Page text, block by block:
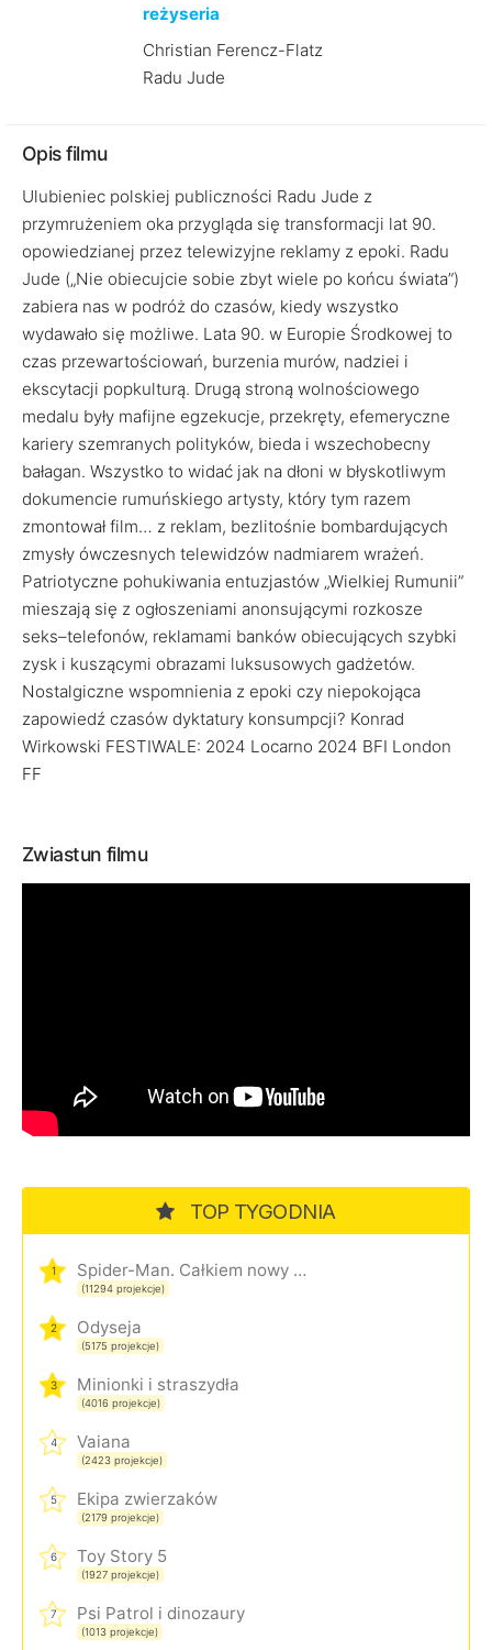
reżyseria
Christian Ferencz-Flatz
Radu Jude
Opis filmu
Ulubieniec polskiej publiczności Radu Jude z
przymrużeniem oka przygląda się transformacji lat 90.
opowiedzianej przez telewizyjne reklamy z epoki. Radu
Jude („Nie obiecujcie sobie zbyt wiele po końcu świata”)
zabiera nas w podróż do czasów, kiedy wszystko
wydawało się możliwe. Lata 90. w Europie Środkowej to
czas przewartościowań, burzenia murów, nadziei i
ekscytacji popkulturą. Drugą stroną wolnościowego
medalu były mafijne egzekucje, przekręty, efemeryczne
kariery szemranych polityków, bieda i wszechobecny
bałagan. Wszystko to widać jak na dłoni w błyskotliwym
dokumencie rumuńskiego artysty, który tym razem
zmontował film… z reklam, bezlitośnie bombardujących
zmysły ówczesnych telewidzów nadmiarem wrażeń.
Patriotyczne pohukiwania entuzjastów „Wielkiej Rumunii”
mieszają się z ogłoszeniami anonsującymi rozkosze
seks–telefonów, reklamami banków obiecujących szybki
zysk i kuszącymi obrazami luksusowych gadżetów.
Nostalgiczne wspomnienia z epoki czy niepokojąca
zapowiedź czasów dyktatury konsumpcji? Konrad
Wirkowski FESTIWALE: 2024 Locarno 2024 BFI London
FF
Zwiastun filmu
TOP TYGODNIA
1 Spider-Man. Całkiem nowy dzień
(11294 projekcje)
2 Odyseja
(5175 projekcje)
3 Minionki i straszydła
(4016 projekcje)
4 Vaiana
(2423 projekcje)
5 Ekipa zwierzaków
(2179 projekcje)
6 Toy Story 5
(1927 projekcje)
7 Psi Patrol i dinozaury
(1013 projekcje)